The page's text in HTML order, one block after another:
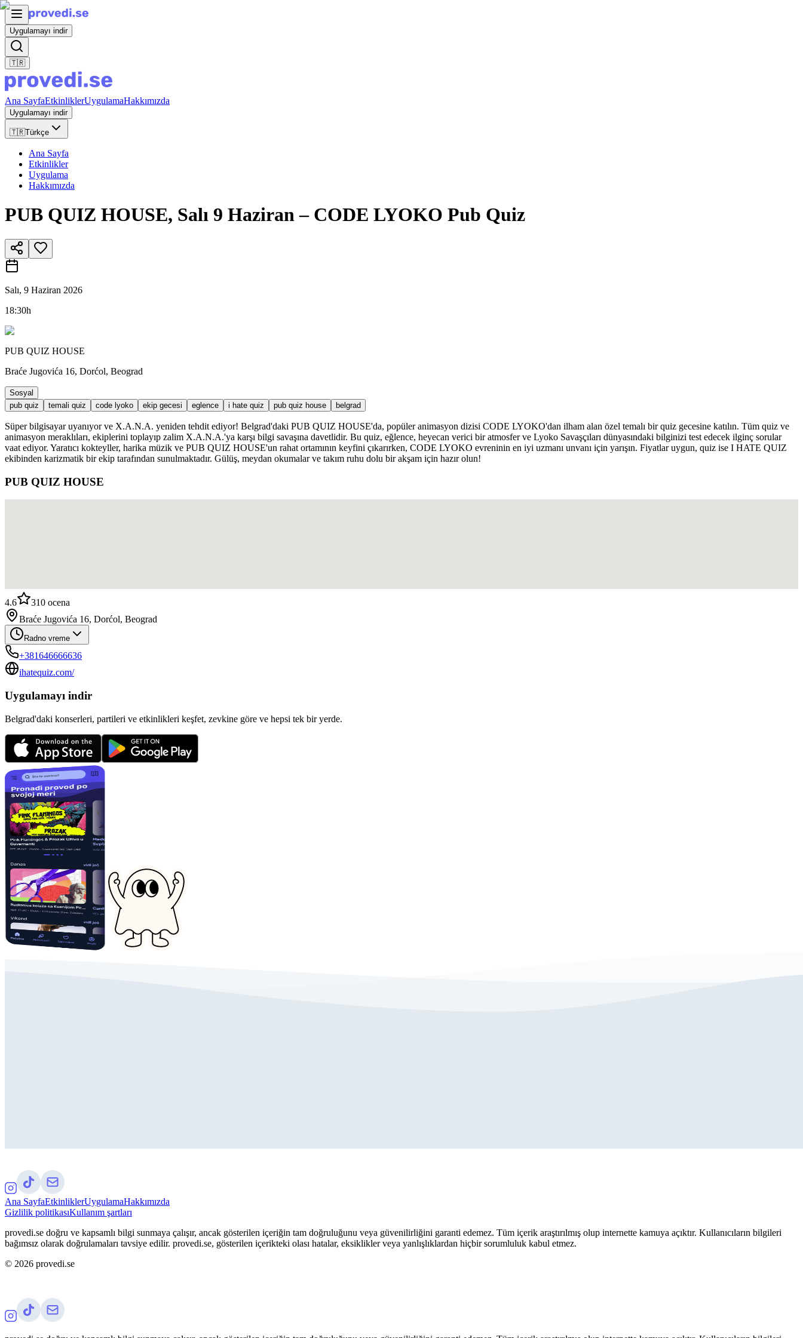
Uygulamayı indir
🇹🇷
Ana SayfaEtkinliklerUygulamaHakkımızda
Uygulamayı indir
🇹🇷Türkçe
Ana Sayfa
Etkinlikler
Uygulama
Hakkımızda
PUB QUIZ HOUSE, Salı 9 Haziran – CODE LYOKO Pub Quiz
Salı, 9 Haziran 2026
18:30h
PUB QUIZ HOUSE
Braće Jugovića 16, Dorćol, Beograd
Sosyal
pub quiz
temali quiz code lyoko ekip gecesi eglence i hate quiz pub quiz house belgrad
Süper bilgisayar uyanıyor ve X.A.N.A. yeniden tehdit ediyor! Belgrad'daki PUB QUIZ HOUSE'da, popüler animasyon dizisi CODE LYOKO'dan ilham alan özel temalı bir quiz gecesine katılın. Tüm quiz ve
animasyon meraklıları, ekiplerini toplayıp zalim X.A.N.A.'ya karşı bilgi savaşına davetlidir. Bu quiz, eğlence, heyecan verici bir atmosfer ve Lyoko Savaşçıları dünyasındaki bilginizi test edecek ilginç sorular
vaat ediyor. Yaratıcı kokteyller, harika müzik ve PUB QUIZ HOUSE'un rahat ortamının keyfini çıkarırken, CODE LYOKO evreninin en iyi uzmanı unvanı için yarışın. Fiyatlar uygun, quiz ise I HATE QUIZ
ekibinden karizmatik bir ekip tarafından sunulmaktadır. Gülüş, meydan okumalar ve takım ruhu dolu bir akşam için hazır olun!
PUB QUIZ HOUSE
4.6 310 ocena
Braće Jugovića 16, Dorćol, Beograd
Radno vreme
+381646666636
ihatequiz.com/
Uygulamayı indir
Belgrad'daki konserleri, partileri ve etkinlikleri keşfet, zevkine göre ve hepsi tek bir yerde.
Ana SayfaEtkinliklerUygulamaHakkımızda
Gizlilik politikasıKullanım şartları
provedi.se doğru ve kapsamlı bilgi sunmaya çalışır, ancak gösterilen içeriğin tam doğruluğunu veya güvenilirliğini garanti edemez. Tüm içerik araştırılmış olup internette kamuya açıktır. Kullanıcıların bilgileri
bağımsız olarak doğrulamaları tavsiye edilir. provedi.se, gösterilen içerikteki olası hatalar, eksiklikler veya yanlışlıklardan hiçbir sorumluluk kabul etmez.
© 2026 provedi.se